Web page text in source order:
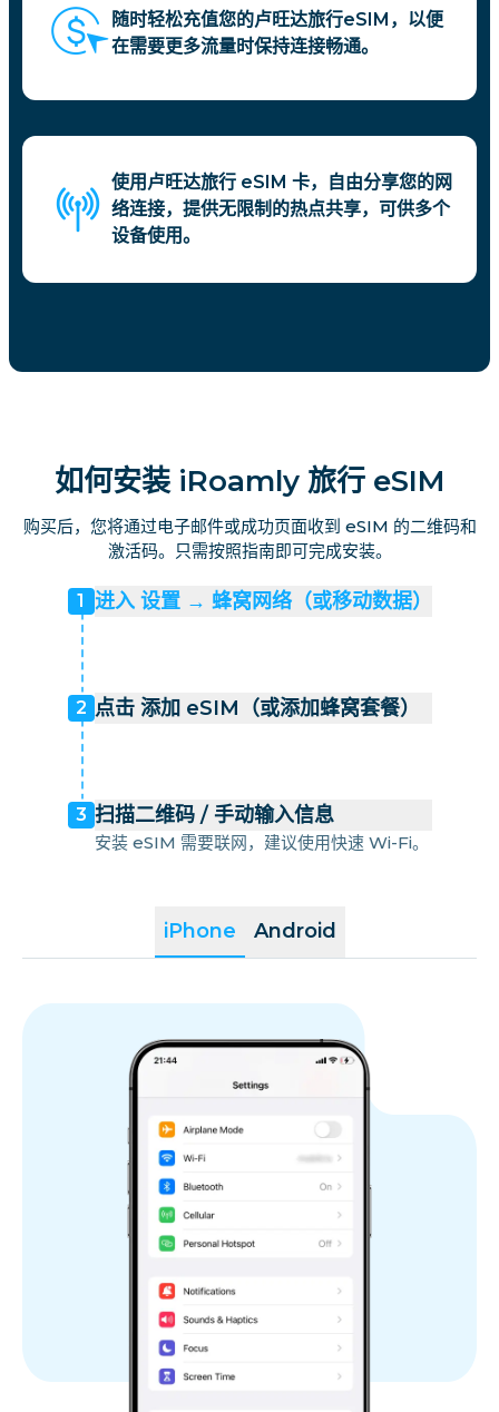
随时轻松充值您的卢旺达旅行eSIM，以便
在需要更多流量时保持连接畅通。
使用卢旺达旅行 eSIM 卡，自由分享您的网
络连接，提供无限制的热点共享，可供多个
设备使用。
如何安装 iRoamly 旅行 eSIM
购买后，您将通过电子邮件或成功页面收到 eSIM 的二维码和
激活码。只需按照指南即可完成安装。
iPhone Android
1 进入 设置 → 蜂窝网络（或移动数据）
2 点击 添加 eSIM（或添加蜂窝套餐）
3 扫描二维码 / 手动输入信息
安装 eSIM 需要联网，建议使用快速 Wi-Fi。